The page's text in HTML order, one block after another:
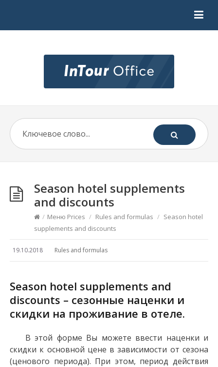
Season hotel supplements
and discounts
/ Меню Prices / Rules and formulas / Season hotel
supplements and discounts
19.10.2018 Rules and formulas
Season hotel supplements and
discounts – сезонные наценки и
скидки на проживание в отеле.
В этой форме Вы можете ввести наценки и
скидки к основной цене в зависимости от сезона
(ценового периода). При этом, период действия